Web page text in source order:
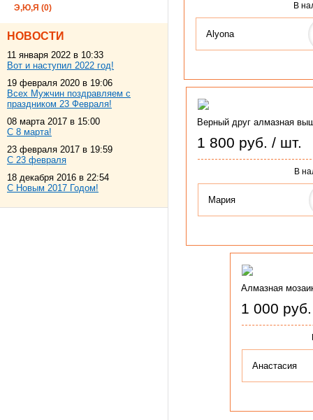
В
Alyona
Верный друг алмазная
1 800 руб. / шт.
В
Мария
Алмазная
1 000
Анастасия
Э,Ю,Я (0)
НОВОСТИ
11 января 2022 в 10:33
Вот и наступил 2022 год!
19 февраля 2020 в 19:06
Всех Мужчин поздравляем с
праздником 23 Февраля!
08 марта 2017 в 15:00
С 8 марта!
23 февраля 2017 в 19:59
С 23 февраля
18 декабря 2016 в 22:54
С Новым 2017 Годом!